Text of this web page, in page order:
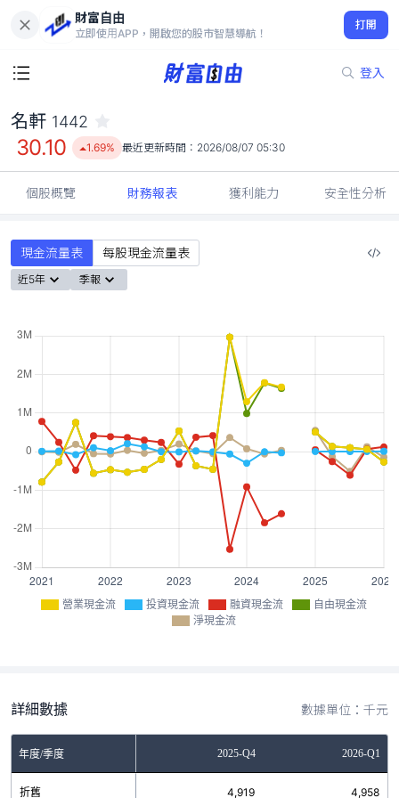
財富自由
立即使用APP，開啟您的股市智慧導航！
打開
登入
30.10
1.69%
名軒 1442
30.10 1.69% 最近更新時間： 2026/08/07 05:30
個股概覽 財務報表 獲利能力 安全性分析
現金流量表 每股現金流量表
近5年 季報
營業現金流 投資現金流 融資現金流
自由現金流
淨現金流
詳細數據 數據單位：千元
年度/季度 2025-Q4 2026-Q1
折舊 4,919 4,958